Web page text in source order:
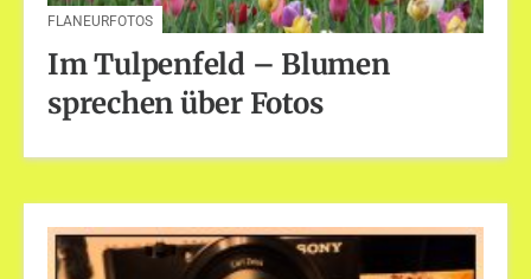
FLANEURFOTOS
Im Tulpenfeld – Blumen
sprechen über Fotos